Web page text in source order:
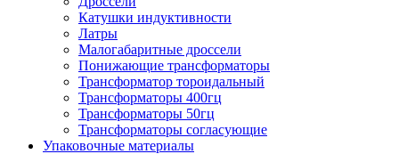
Катушки индуктивности
Латры
Малогабаритные дроссели
Понижающие трансформаторы
Трансформатор тороидальный
Трансформаторы 400гц
Трансформаторы 50гц
Трансформаторы согласующие
Упаковочные материалы